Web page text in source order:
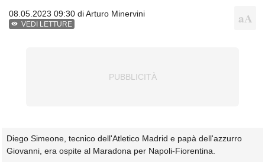
08.05.2023 09:30 diArturo Minervini
VEDI LETTURE
Diego Simeone, tecnico dell'Atletico Madrid e papà dell'azzurro
Giovanni, era ospite al Maradona per Napoli-Fiorentina.